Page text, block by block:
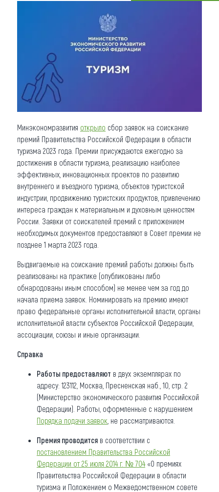
Что привезти (сувениры)
Коллекция впечатлений
Другие рубрики
Минэкономразвития открыло сбор заявок на соискание
премий Правительства Российской Федерации в области
туризма 2023 года. Премии присуждаются ежегодно за
достижения в области туризма, реализацию наиболее
эффективных, инновационных проектов по развитию
внутреннего и въездного туризма, объектов туристской
индустрии, продвижению туристских продуктов, привлечению
интереса граждан к материальным и духовным ценностям
России. Заявки от соискателей премий с приложением
необходимых документов предоставляют в Совет премии не
позднее 1 марта 2023 года.
Выдвигаемые на соискание премий работы должны быть
реализованы на практике (опубликованы либо
обнародованы иным способом) не менее чем за год до
начала приема заявок. Номинировать на премию имеют
право федеральные органы исполнительной власти, органы
исполнительной власти субъектов Российской Федерации,
ассоциации, союзы и иные организации.
Справка
Работы предоставляют в двух экземплярах по
адресу: 123112, Москва, Пресненская наб., 10, стр. 2
(Министерство экономического развития Российской
Федерации). Работы, оформленные с нарушением
Порядка подачи заявок , не рассматриваются.
Премия проводится в соответствии с
постановлением Правительства Российской
Федерации от 25 июля 2014 г. № 704«О премиях
Правительства Российской Федерации в области
туризма и Положением о Межведомственном совете